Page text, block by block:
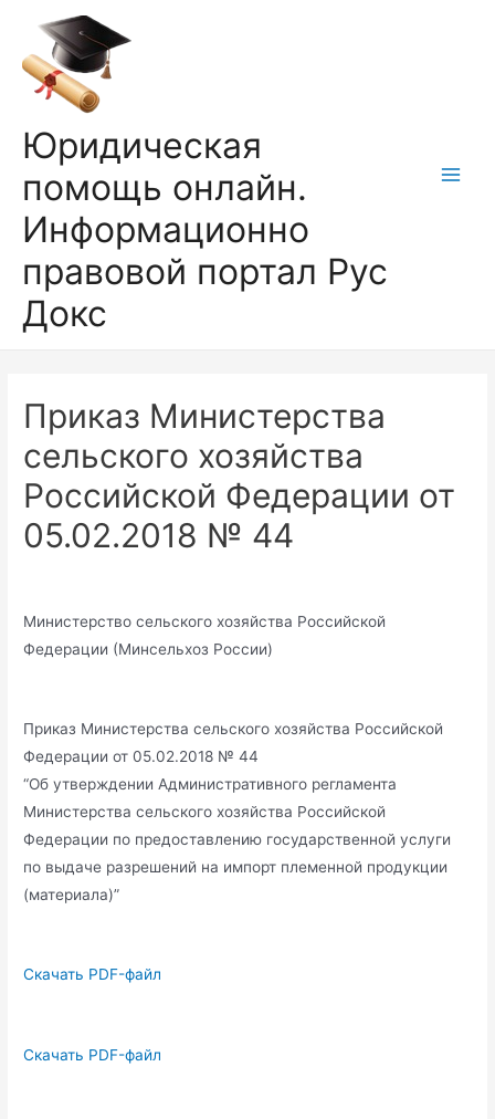
содержимому
Юридическая
помощь онлайн.
Информационно
правовой портал Рус
Докс
Приказ Министерства
сельского хозяйства
Российской Федерации от
05.02.2018 № 44
Министерство сельского хозяйства Российской
Федерации (Минсельхоз России)
Приказ Министерства сельского хозяйства Российской
Федерации от 05.02.2018 № 44
“Об утверждении Административного регламента
Министерства сельского хозяйства Российской
Федерации по предоставлению государственной услуги
по выдаче разрешений на импорт племенной продукции
(материала)”
Скачать PDF-файл
Скачать PDF-файл